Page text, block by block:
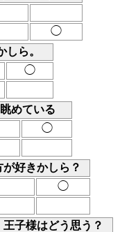
◯
ら。
◯
めている
◯
好きかしら？
◯
子様はどう思う？